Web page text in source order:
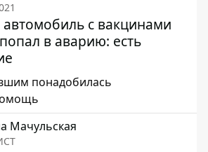
с вакцинами
в аварию: есть
понадобилась
Мачульская